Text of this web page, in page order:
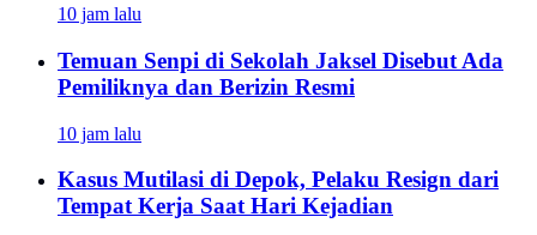
10 jam lalu
Temuan Senpi di Sekolah Jaksel Disebut Ada
Pemiliknya dan Berizin Resmi
10 jam lalu
Kasus Mutilasi di Depok, Pelaku Resign dari
Tempat Kerja Saat Hari Kejadian